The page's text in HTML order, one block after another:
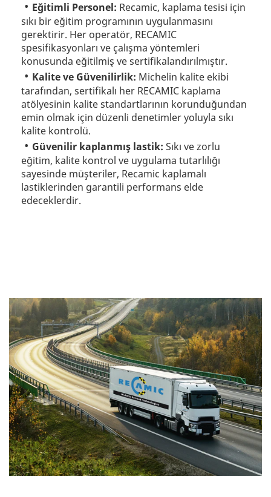
Eğitimli Personel: Recamic, kaplama tesisi için
sıkı bir eğitim programının uygulanmasını
gerektirir. Her operatör, RECAMIC
spesifikasyonları ve çalışma yöntemleri
konusunda eğitilmiş ve sertifikalandırılmıştır.
Kalite ve Güvenilirlik: Michelin kalite ekibi
tarafından, sertifikalı her RECAMIC kaplama
atölyesinin kalite standartlarının korunduğundan
emin olmak için düzenli denetimler yoluyla sıkı
kalite kontrolü.
Güvenilir kaplanmış lastik: Sıkı ve zorlu
eğitim, kalite kontrol ve uygulama tutarlılığı
sayesinde müşteriler, Recamic kaplamalı
lastiklerinden garantili performans elde
edeceklerdir.